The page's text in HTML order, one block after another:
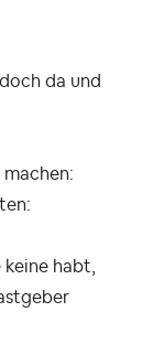
da und
keine habt,